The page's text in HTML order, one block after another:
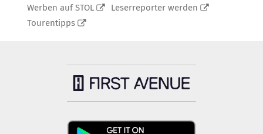
Werben auf STOL
Leserreporter werden
Tourentipps